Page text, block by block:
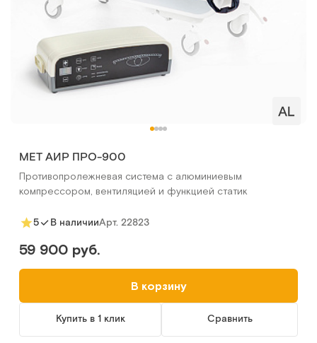
MET АИР ПРО-900
Противопролежневая система с алюминиевым
компрессором, вентиляцией и функцией статик
5 В наличииАрт. 22823
59 900 руб.
В корзину
Купить в 1 клик Сравнить